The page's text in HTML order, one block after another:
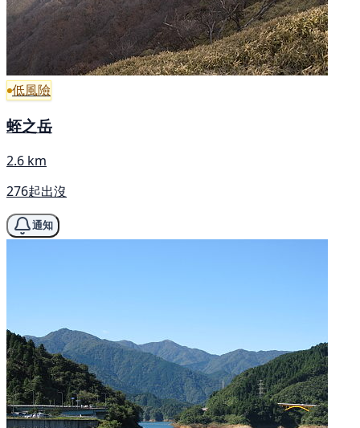
低風險
蛭之岳
2.6 km
276起出沒
通知